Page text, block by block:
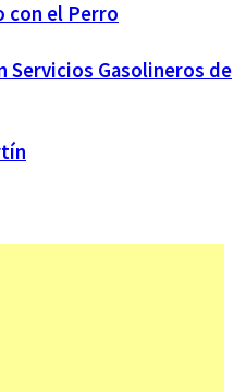
con el Perro
Servicios Gasolineros de